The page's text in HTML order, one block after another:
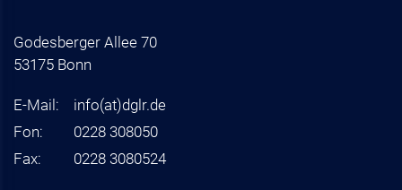
Godesberger Allee 70
53175 Bonn
E-Mail: info(at)dglr.de
Fon:
0228 308050
Fax:
0228 3080524